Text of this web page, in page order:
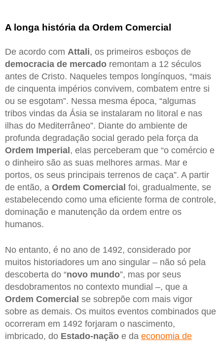
A longa história da Ordem Comercial
De acordo com Attali, os primeiros esboços de
democracia de mercado remontam a 12 séculos
antes de Cristo. Naqueles tempos longínquos, “mais
de cinquenta impérios convivem, combatem entre si
ou se esgotam”. Nessa mesma época, “algumas
tribos vindas da Ásia se instalaram no litoral e nas
ilhas do Mediterrâneo”. Diante do ambiente de
profunda degradação social gerado pela força da
Ordem Imperial , elas perceberam que “o comércio e
o dinheiro são as suas melhores armas. Mar e
portos, os seus principais terrenos de caça”. A partir
de então, a Ordem Comercial foi, gradualmente, se
estabelecendo como uma eficiente forma de controle,
dominação e manutenção da ordem entre os
humanos.
No entanto, é no ano de 1492, considerado por
muitos historiadores um ano singular – não só pela
descoberta do “novo mundo”, mas por seus
desdobramentos no contexto mundial –, que a
Ordem Comercial se sobrepõe com mais vigor
sobre as demais. Os muitos eventos combinados que
ocorreram em 1492 forjaram o nascimento,
imbricado, do Estado-nação e da economia de